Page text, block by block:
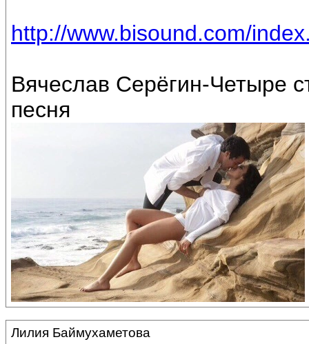
http://www.bisound.com/
Вячеслав Серёгин-Четыре
песня
Лилия Баймухаметова